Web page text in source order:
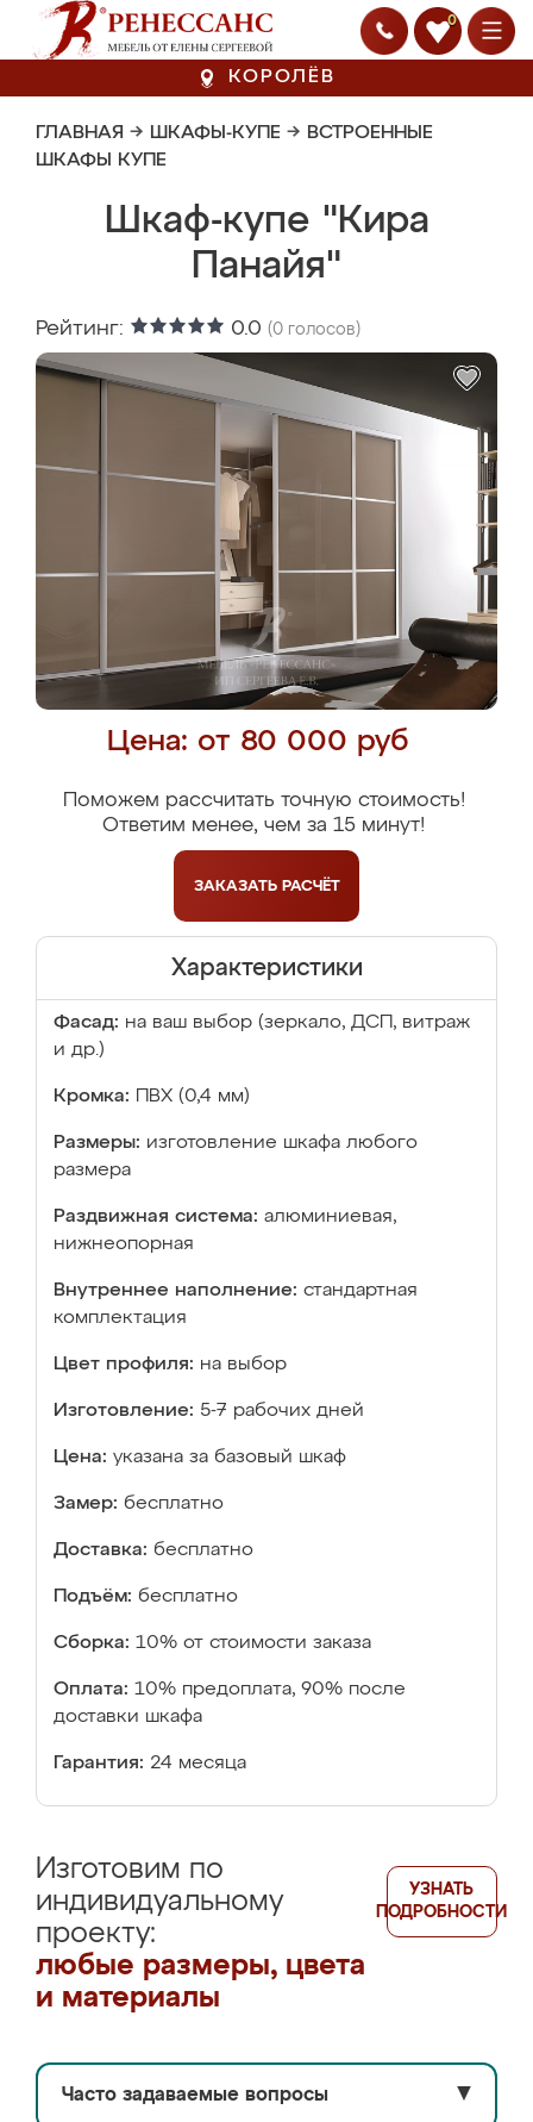
0
КОРОЛЁВ
ГЛАВНАЯ → ШКАФЫ-КУПЕ → ВСТРОЕННЫЕ
ШКАФЫ КУПЕ
Шкаф-купе "Кира
Панайя"
Рейтинг: 0.0 (0 голосов)
Цена: от 80 000 руб
Поможем рассчитать точную стоимость!
Ответим менее, чем за 15 минут!
ЗАКАЗАТЬ РАСЧЁТ
Характеристики
Фасад: на ваш выбор (зеркало, ДСП, витраж
и др.)
Кромка: ПВХ (0,4 мм)
Размеры: изготовление шкафа любого
размера
Раздвижная система: алюминиевая,
нижнеопорная
Внутреннее наполнение: стандартная
комплектация
Цвет профиля: на выбор
Изготовление: 5-7 рабочих дней
Цена: указана за базовый шкаф
Замер: бесплатно
Доставка: бесплатно
Подъём: бесплатно
Сборка: 10% от стоимости заказа
Оплата: 10% предоплата, 90% после
доставки шкафа
Гарантия: 24 месяца
Изготовим по
индивидуальному
проекту:
любые размеры, цвета
и материалы
УЗНАТЬ
ПОДРОБНОСТИ
Часто задаваемые вопросы ▼